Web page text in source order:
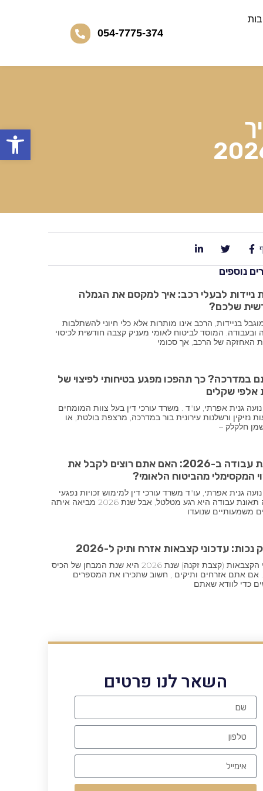
פתח
054-7775-374
נוספים
ניידות לבעלי רכב: איך למקסם את הגמלה
שלכם?
בניידות, הרכב אינו מותרות אלא כלי חיוני להשתלבות
ובעבודה. המוסד לביטוח לאומי מעניק קצבה חודשית לכיסוי
האחזקה של הרכב, אך סכומי
במדרכה? כך תהפכו מפגע בטיחותי לפיצוי של
אלפי שקלים
גנית אפרתי, עו"ד . משרד עורכי דין בעל צוות המומחים
נזיקין ורשלנות עירונית בור במדרכה, מרצפת בולטת, או
חלקלק –
תאונת עבודה ב-2026: האם אתם רוצים לקבל את
המקסימלי מהביטוח הלאומי?
גנית אפרתי, עו"ד משרד עורכי דין למימוש זכויות נפגעי
עבודה תאונת עבודה היא רגע מטלטל, אבל שנת 2026 מביאה איתה
משמעותיים שנועדו
נכות: עדכוני קצבאות אזרח ותיק ל-2026
עדכוני הקצבאות (קצבת זקנה) שנת 2026 היא שנת המבחן של הכיס
אם אתם אזרחים ותיקים , חשוב שתכירו את המספרים
כדי לוודא שאתם
השאר לנו פרטים